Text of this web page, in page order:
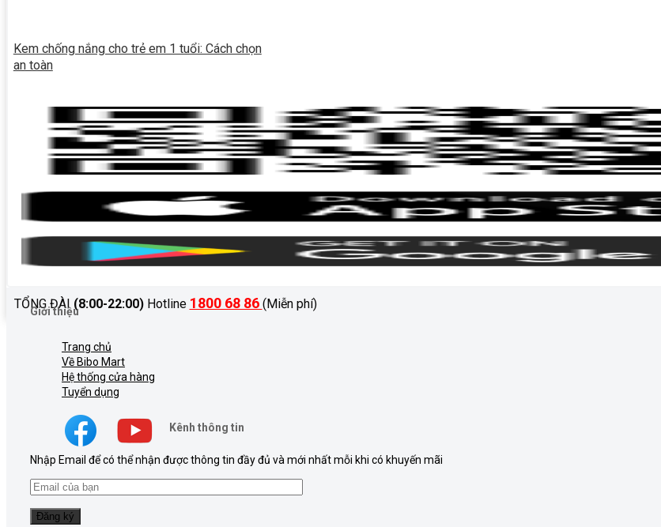
Kem chống nắng cho trẻ em 1 tuổi: Cách chọn
an toàn
TỔNG ĐÀI (8:00-22:00)Hotline 1800 68 86 (Miễn phí)
Giới thiệu
Trang chủ
Về Bibo Mart
Hệ thống cửa hàng
Tuyển dụng
Kênh thông tin
Nhập Email để có thể nhận được thông tin đầy đủ và mới nhất mỗi khi có khuyến mãi